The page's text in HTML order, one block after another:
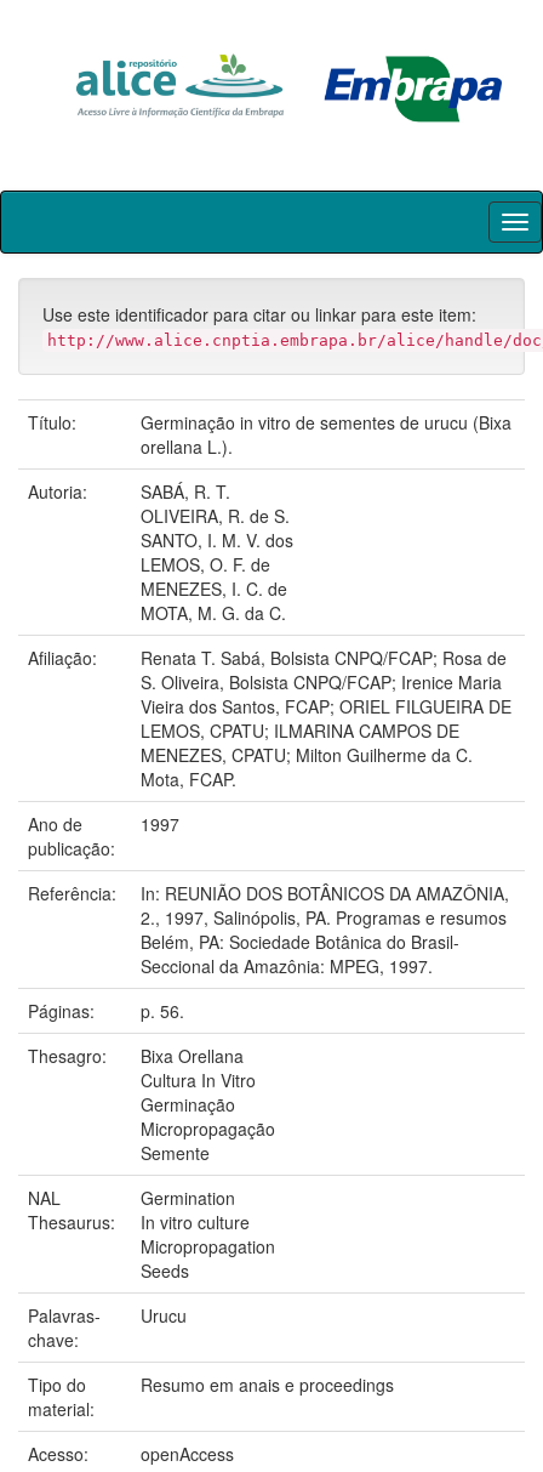
Skip
Use este identificador para citar ou linkar para este item:
http://www.alice.cnptia.embrapa.br/alice/handle/
Título:
Germinação in vitro de sementes de urucu (Bixa
orellana L.).
Autoria:
SABÁ, R. T.
OLIVEIRA, R. de S.
SANTO, I. M. V. dos
LEMOS, O. F. de
MENEZES, I. C. de
MOTA, M. G. da C.
Afiliação:
Renata T. Sabá, Bolsista CNPQ/FCAP; Rosa de
S. Oliveira, Bolsista CNPQ/FCAP; Irenice Maria
Vieira dos Santos, FCAP; ORIEL FILGUEIRA DE
LEMOS, CPATU; ILMARINA CAMPOS DE
MENEZES, CPATU; Milton Guilherme da C.
Mota, FCAP.
Ano de
publicação:
1997
Referência:
In: REUNIÃO DOS BOTÂNICOS DA AMAZÔNIA,
2., 1997, Salinópolis, PA. Programas e resumos
Belém, PA: Sociedade Botânica do Brasil-
Seccional da Amazônia: MPEG, 1997.
Páginas:
p. 56.
Thesagro:
Bixa Orellana
Cultura In Vitro
Germinação
Micropropagação
Semente
NAL
Thesaurus:
Germination
In vitro culture
Micropropagation
Seeds
Palavras-
chave:
Urucu
Tipo do
material:
Resumo em anais e proceedings
Acesso:
openAccess